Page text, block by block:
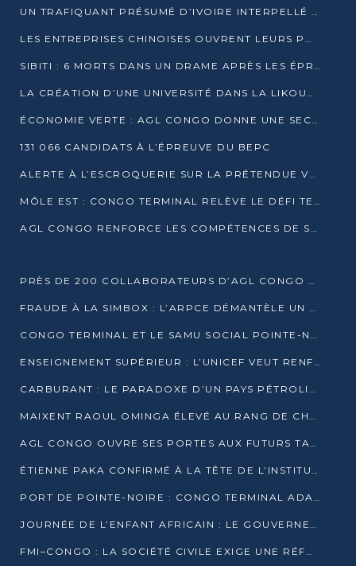
UN TRAFIQUANT PRÉSUMÉ D’IVOIRE INTERPELLÉ À DOLISIE
LES ENTREPRISES CHINOISES OUVRENT LEURS PORTES AUX JEUNES DIPLÔMÉS
SIBITI : 6 MORTS DANS UN DRAME APRÈS LES ÉPREUVES DU BEPC
LA CRÉATION D’UNE UNIVERSITÉ DANS LA LIKOUALA AU CŒUR D’UNE RÉFLEXION NATIONALE
ÉCONOMIE VERTE : AGL CONGO DONNE UNE SECONDE VIE À SES DÉCHETS INDUSTRIELS
131 066 CANDIDATS À L’ÉPREUVE DU BEPC
ALERTE À L’ESCROQUERIE SUR LA PRÉTENDUE VENTE DE PARCELLES AFAT
MÔLE EST : CONGO TERMINAL RELÈVE LE DÉFI TECHNIQUE DES SABLES BITUMINEUX
AGL CONGO RENFORCE LES COMPÉTENCES DE SES ÉQUIPES AVEC LA CERTIFICATION CACES® R483
PRÈS DE 200 COLLABORATEURS D’AGL CONGO EN FORMATION JUSQU’EN JUILLET
FRAUDE À LA SIMBOX : L’ARPCE DÉMANTÈLE UN RÉSEAU UTILISANT DES CARTES SIM OUGANDAISES
CONGO TERMINAL ET LE SAMU SOCIAL POINTE-NOIRE RENOUVELLENT LEUR PARTENARIAT EN FAVEUR DES JEUNES VULNÉRABLES
ENSEIGNEMENT SUPÉRIEUR : L’UNICEF VEUT RENFORCER LA RECHERCHE SUR LES QUESTIONS DE L’ENFANCE
CARBURANT : LE PARADOXE D’UN PAYS PÉTROLIER CONFRONTÉ À DES PÉNURIES RÉCURRENTES
MAIXENT RAOUL OMINGA ÉLEVÉ AU RANG DE CHEVALIER DE L’ORDRE DE L’AMITIÉ ENTRE LA RUSSIE ET LE CONGO
AGL CONGO OUVRE SES PORTES AUX FUTURS TALENTS DE LA LOGISTIQUE
ÉTIENNE PAKA CONFIRMÉ À LA TÊTE DE L’INSTITUT GÉOGRAPHIQUE NATIONAL
PORT DE POINTE-NOIRE : CONGO TERMINAL ADAPTE SON DRAGAGE AUX SABLES BITUMINEUX
JOURNÉE DE L’ENFANT AFRICAIN : LE GOUVERNEMENT RÉAFFIRME SON ENGAGEMENT POUR L’ACCÈS À L’EAU ET À L’ASSAINISSEMENT
FMI–CONGO : LA SOCIÉTÉ CIVILE EXIGE UNE RÉFORME DE LA FISCALITÉ PÉTROLIÈRE